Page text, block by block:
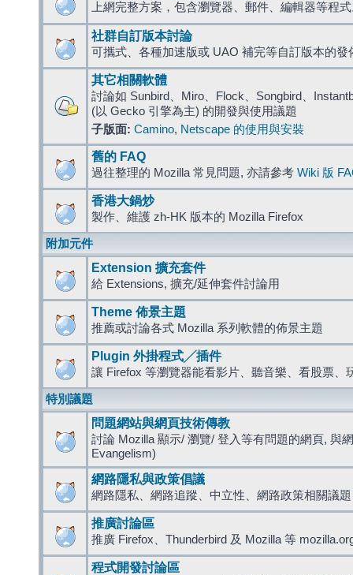
上網完整方案，包含瀏覽器、郵件、編輯器等程
社群自訂版本討論
可攜式、各種加速版或 UAO 補完等自訂版本的發
其它相關軟體
討論如 Sunbird、Miro、Flock、Songbird、
(以 Gecko 引擎為主) 的開發與使用議題
子版面: Camino, Netscape 的使用與安裝
舊的 FAQ
過往整理的 Mozilla 常見問題, 亦請參考 Wiki 版
香港大鍋炒
製作、維護 zh-HK 版本的 Mozilla Firefox
附加元件
Extension 擴充套件
給 Extensions, 擴充/延伸套件討論用
Theme 佈景主題
推薦或討論各式 Mozilla 系列軟體的佈景主題
Plugin 外掛程式╱插件
讓 Firefox 等瀏覽器能看影片、聽音樂、看股票、
特別議題
問題網站與網頁技術傳教
討論 Mozilla 顯示/ 瀏覽/ 登入等有問題的網頁, 與
Evangelism)
網路隱私與政策倡議
網路隱私、網路追蹤、中立性、網路政策相關議題
推廣討論區
推廣 Firefox、Thunderbird 及 Mozilla 等
程式開發討論區